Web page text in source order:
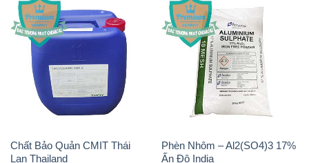
Chất Bảo Quản CMIT Thái
Lan Thailand
Phèn Nhôm – Al2(SO4)3 17%
Ấn Độ India